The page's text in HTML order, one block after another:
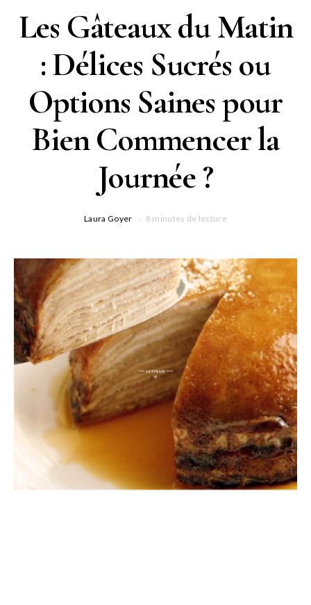
Les Gâteaux du Matin
: Délices Sucrés ou
Options Saines pour
Bien Commencer la
Journée ?
Laura Goyer 8 minutes de lecture